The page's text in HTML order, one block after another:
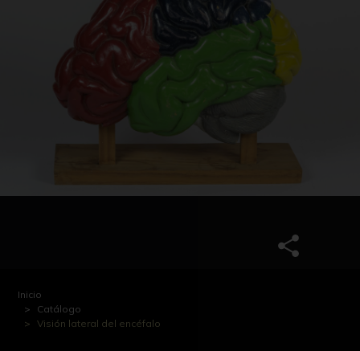
Inicio
Catálogo
Visión lateral del encéfalo